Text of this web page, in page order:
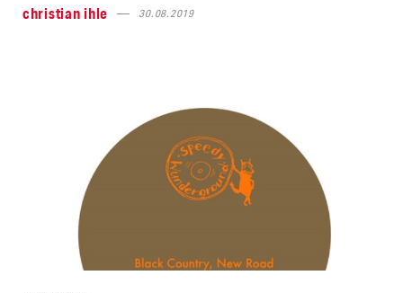
christian ihle
30.08.2019